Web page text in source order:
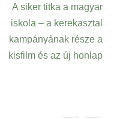
A siker titka a magyar
iskola – a kerekasztal
kampányának része a
kisfilm és az új honlap